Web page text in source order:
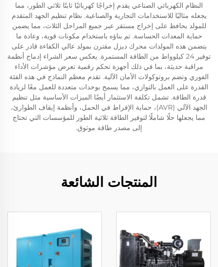
النظام الكهربائي الصناعي يقدم إخراجًا كهربائيًا ثابتًا ثلاثي الطور، مما
يجعله مثاليًا للاستخدامات التجارية والصناعية. نظام تنظيم الجهد المتقدم
للمولد يحافظ على إخراج مستقر عبر جميع المراحل الثلاث، مما يضمن
حماية المعدات الحساسة. تم بناؤه باستخدام مكونات قوية، وعادة ما
يتضمن هذه المولدات محرك ديزل مقترن بمولد عالي الكفاءة قادر على
توفير 24 كيلوواط من الطاقة المستمرة. يعكس سعر الشراء إدماج أنظمة
مراقبة حديثة، بما في ذلك أجهزة تحكم رقمية تعرض مؤشرات الأداء
الفوري وتضم بروتوكولات الأمان الآلية. تقدم معظم النماذج في هذه الفئة
القدرة على العمل بالتوازي، مما يسمح بوحدات متعددة للعمل معًا لزيادة
قدرة الطاقة. تشمل تكلفة الاستثمار أيضًا الميزات الأساسية مثل تنظيم
الجهد الآلي (AVR)، حماية الإفراط في الحمل، وأنظمة إيقاف الطوارئ،
مما يجعلها حلًا شاملًا لتوفير الطاقة ثلاثية الطور للمؤسسات التي تحتاج
إلى مصدر طاقة موثوق.
المنتجات الشائعة